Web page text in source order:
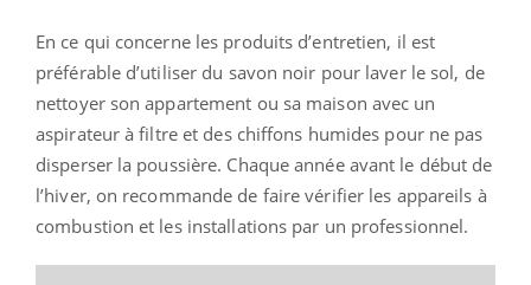
En ce qui concerne les produits d’entretien, il est
préférable d’utiliser du savon noir pour laver le sol, de
nettoyer son appartement ou sa maison avec un
aspirateur à filtre et des chiffons humides pour ne pas
disperser la poussière. Chaque année avant le début de
l’hiver, on recommande de faire vérifier les appareils à
combustion et les installations par un professionnel.